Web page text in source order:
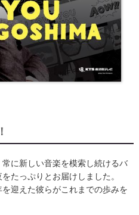
に新しい音楽を模索し続けるバ
たっぷりとお届けしました。
迎えた彼らがこれまでの歩みを